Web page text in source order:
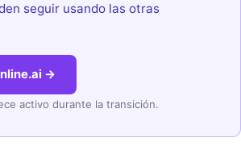
seguir usando las otras
→
activo durante la transición.